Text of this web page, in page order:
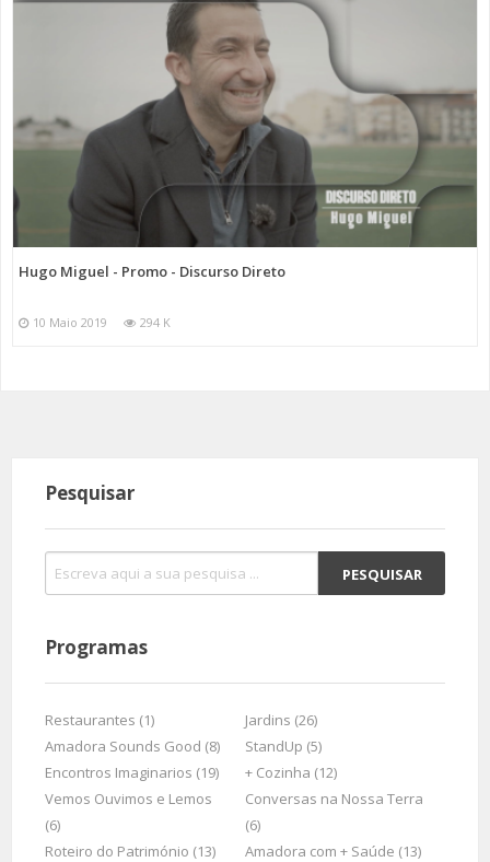
Hugo Miguel - Promo - Discurso Direto
10 Maio 2019 294 K
Pesquisar
Programas
Restaurantes (1)
Jardins (26)
Amadora Sounds Good (8)
StandUp (5)
Encontros Imaginarios (19)
+ Cozinha (12)
Vemos Ouvimos e Lemos
(6)
Conversas na Nossa Terra
(6)
Roteiro do Património (13)
Amadora com + Saúde (13)